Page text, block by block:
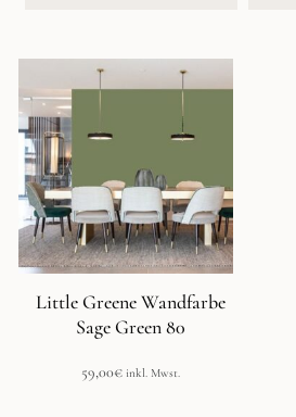
Little Greene Wandfarbe
Sage Green 80
59,00€ inkl. Mwst.